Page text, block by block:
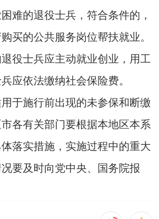
难的退役士兵，符合条件的，
买的公共服务岗位帮扶就业。
役士兵应主动就业创业，用工
应依法缴纳社会保险费。
施行前出现的未参保和断缴
各有关部门要根据本地区本系
落实措施，实施过程中的重大
要及时向党中央、国务院报